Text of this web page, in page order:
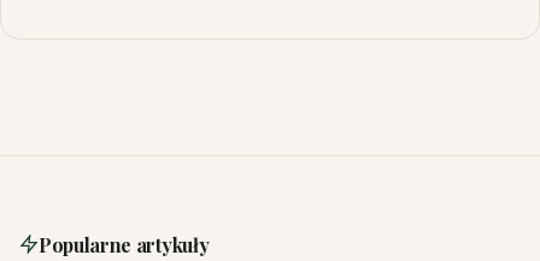
Popularne artykuły